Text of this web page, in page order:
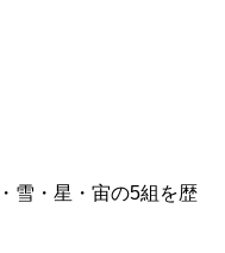
雪・星・宙の5組を歴